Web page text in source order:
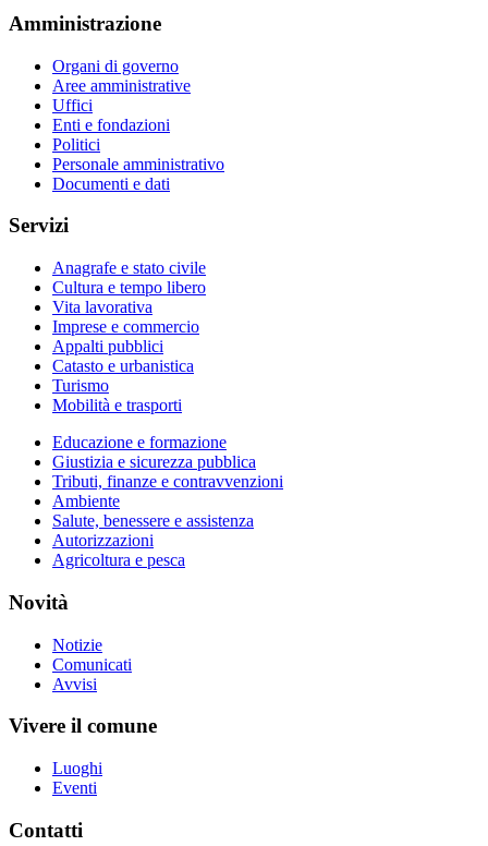
Amministrazione
Organi di governo
Aree amministrative
Uffici
Enti e fondazioni
Politici
Personale amministrativo
Documenti e dati
Servizi
Anagrafe e stato civile
Cultura e tempo libero
Vita lavorativa
Imprese e commercio
Appalti pubblici
Catasto e urbanistica
Turismo
Mobilità e trasporti
Educazione e formazione
Giustizia e sicurezza pubblica
Tributi, finanze e contravvenzioni
Ambiente
Salute, benessere e assistenza
Autorizzazioni
Agricoltura e pesca
Novità
Notizie
Comunicati
Avvisi
Vivere il comune
Luoghi
Eventi
Contatti